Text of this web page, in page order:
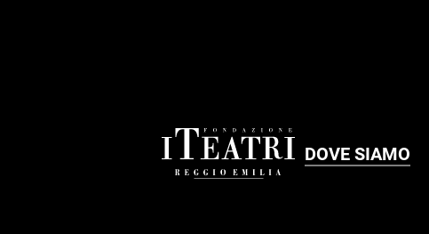
DOVE SIAMO